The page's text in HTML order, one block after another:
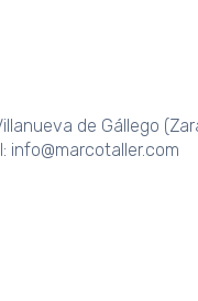
de Gállego
info@marcotaller.com